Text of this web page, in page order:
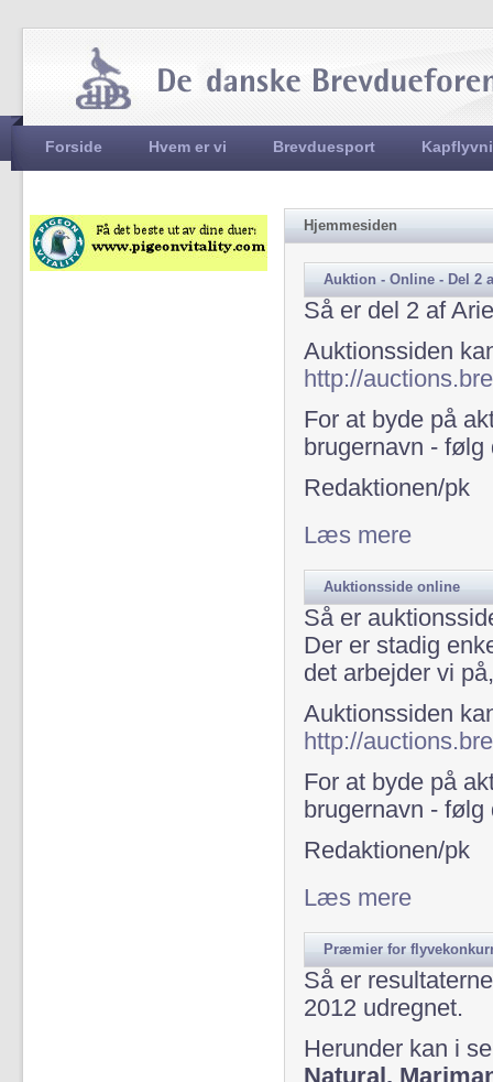
Hovedmenu
Forside Hvem er vi Brevduesport
Hjemmesiden
Auktion - Online - Del 2
Så er del 2 af
Auktionssiden
http://
For at byde på
brugernavn -
Redaktionen/pk
Læs mere
Auktionsside online
Så er
Der er stadig
det arbejder vi
Auktionssiden
http://
For at byde på
brugernavn -
Redaktionen/pk
Læs mere
Præmier for
Så er
2012 udregnet.
Herunder kan i
Natural,